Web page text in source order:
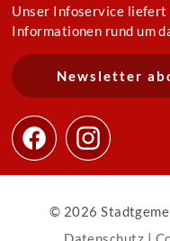
Unser Infoservice liefert
Informationen rund um
Newsletter
© 2026